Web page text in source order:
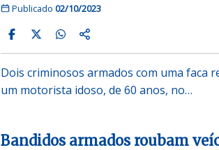
Publicado 02/10/2023
Dois criminosos armados com uma faca
um motorista idoso, de 60 anos, no…
Bandidos armados roubam